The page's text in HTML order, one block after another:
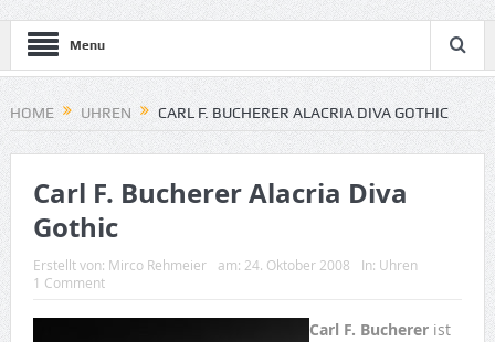
Menu
HOME UHREN CARL F. BUCHERER ALACRIA DIVA GOTHIC
Carl F. Bucherer Alacria Diva
Gothic
Erstellt von: Mirco Rehmeier am: 24. Oktober 2008 In: Uhren
1 Comment
Carl F. Buchererist